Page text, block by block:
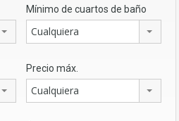
Mínimo de cuartos de baño
Cualquiera
Precio máx.
Cualquiera